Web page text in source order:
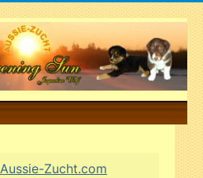
Aussie-Zucht.com